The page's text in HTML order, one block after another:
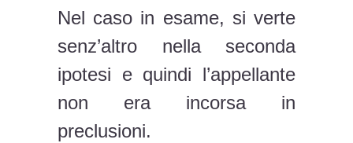
Nel caso in esame, si verte
senz’altro nella seconda
ipotesi e quindi l’appellante
non era incorsa in
preclusioni.